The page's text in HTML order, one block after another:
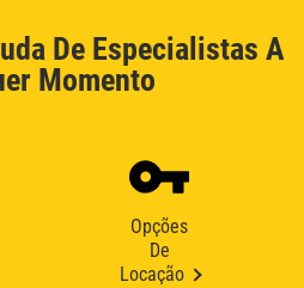
De Especialistas A
Momento
Opções
De
Locação